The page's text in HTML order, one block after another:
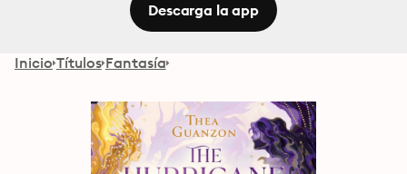
Descarga la app
Inicio Títulos Fantasía